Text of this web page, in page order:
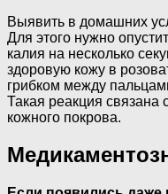
Выявить в домашних
Для этого нужно
калия на несколько
здоровую кожу в
грибком между
Такая реакция связана
кожного покрова.